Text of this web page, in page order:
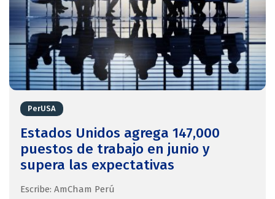
PerUSA
Estados Unidos agrega 147,000
puestos de trabajo en junio y
supera las expectativas
Escribe: AmCham Perú